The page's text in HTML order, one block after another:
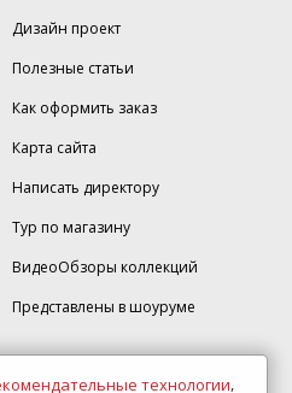
Дизайн проект
Полезные статьи
Как оформить заказ
Карта сайта
Написать директору
Тур по магазину
ВидеоОбзоры коллекций
Представлены в шоуруме
округ, ул.Кореновская, дом 49,
технологии,